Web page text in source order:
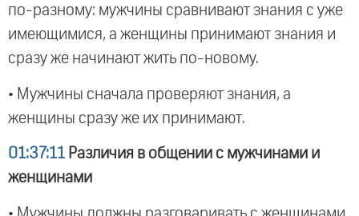
по-разному: мужчины сравнивают знания с уже
имеющимися, а женщины принимают знания и
сразу же начинают жить по-новому.
• Мужчины сначала проверяют знания, а
женщины сразу же их принимают.
01:37:11 Различия в общении с мужчинами и
женщинами